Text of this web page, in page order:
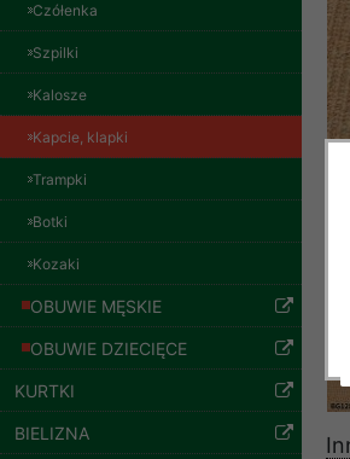
Czółenka
Szpilki
Kalosze
Kapcie, klapki
Trampki
Botki
Kozaki
OBUWIE MĘSKIE
OBUWIE DZIECIĘCE
KURTKI
BIELIZNA
szczegóły